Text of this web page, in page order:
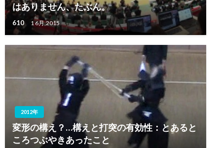
はありません、たぶん。
610 1 6月,2015
2012年
変形の構え？…構えと打突の有効性：とあると
ころつぶやきあったこと